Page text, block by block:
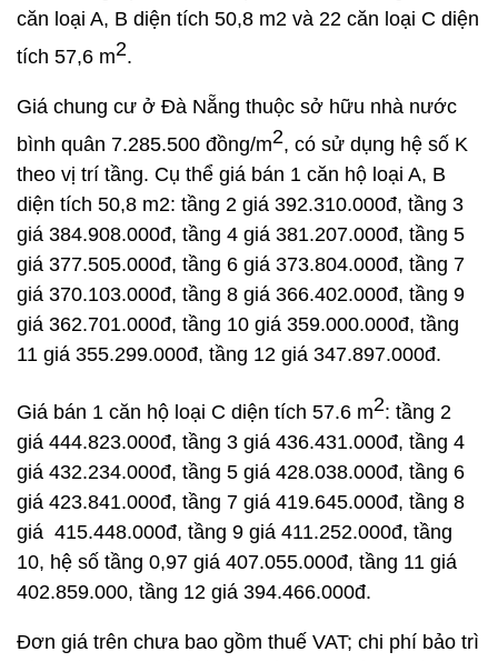
căn loại A, B diện tích 50,8 m2 và 22 căn loại C diện
tích 57,6 m2.
Giá chung cư ở Đà Nẵng thuộc sở hữu nhà nước
bình quân 7.285.500 đồng/m2, có sử dụng hệ số K
theo vị trí tầng. Cụ thể giá bán 1 căn hộ loại A, B
diện tích 50,8 m2: tầng 2 giá 392.310.000đ, tầng 3
giá 384.908.000đ, tầng 4 giá 381.207.000đ, tầng 5
giá 377.505.000đ, tầng 6 giá 373.804.000đ, tầng 7
giá 370.103.000đ, tầng 8 giá 366.402.000đ, tầng 9
giá 362.701.000đ, tầng 10 giá 359.000.000đ, tầng
11 giá 355.299.000đ, tầng 12 giá 347.897.000đ.
Giá bán 1 căn hộ loại C diện tích 57.6 m2: tầng 2
giá 444.823.000đ, tầng 3 giá 436.431.000đ, tầng 4
giá 432.234.000đ, tầng 5 giá 428.038.000đ, tầng 6
giá 423.841.000đ, tầng 7 giá 419.645.000đ, tầng 8
giá 415.448.000đ, tầng 9 giá 411.252.000đ, tầng
10, hệ số tầng 0,97 giá 407.055.000đ, tầng 11 giá
402.859.000, tầng 12 giá 394.466.000đ.
Đơn giá trên chưa bao gồm thuế VAT; chi phí bảo trì